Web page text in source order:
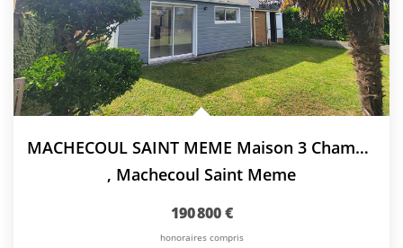
MACHECOUL SAINT MEME Maison 3 Chambres
, Machecoul Saint Meme
190 800 €
honoraires compris